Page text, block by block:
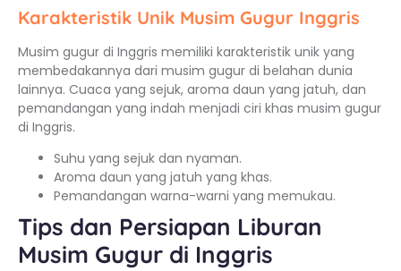
Karakteristik Unik Musim Gugur Inggris
Musim gugur di Inggris memiliki karakteristik unik yang
membedakannya dari musim gugur di belahan dunia
lainnya. Cuaca yang sejuk, aroma daun yang jatuh, dan
pemandangan yang indah menjadi ciri khas musim gugur
di Inggris.
Suhu yang sejuk dan nyaman.
Aroma daun yang jatuh yang khas.
Pemandangan warna-warni yang memukau.
Tips dan Persiapan Liburan
Musim Gugur di Inggris